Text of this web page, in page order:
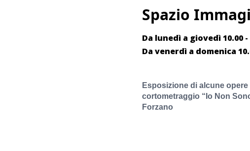
Spazio
Da lunedì a giovedì 10.00 -
Da venerdì a domenica
Esposizione di alcune
cortometraggio “Io Non
Forzano